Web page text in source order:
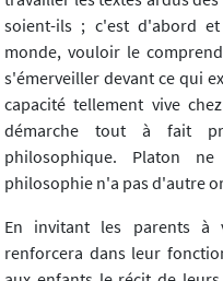
soient-ils ; c'est d'abord
monde, vouloir le
s'émerveiller devant ce qui
capacité tellement vive
démarche tout à fait
philosophique. Platon
philosophie n'a pas d'autre
En invitant les parents à
renforcera dans leur